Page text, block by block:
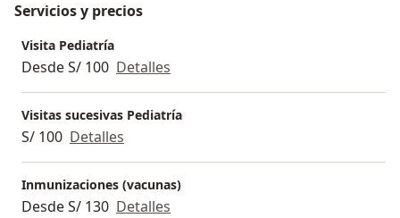
Servicios y precios
Visita Pediatría
Desde S/ 100 Detalles
Visitas sucesivas Pediatría
S/ 100 Detalles
Inmunizaciones (vacunas)
Desde S/ 130 Detalles